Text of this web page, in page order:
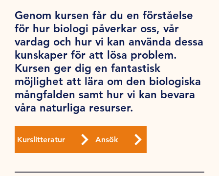
Genom kursen får du en förståelse
för hur biologi påverkar oss, vår
vardag och hur vi kan använda dessa
kunskaper för att lösa problem.
Kursen ger dig en fantastisk
möjlighet att lära om den biologiska
mångfalden samt hur vi kan bevara
våra naturliga resurser.
Kurslitteratur Ansök